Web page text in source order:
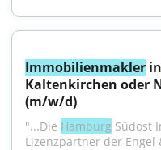
Immobilienmakler
Kaltenkirchen oder
(m/w/d)
"...Die Hamburg Südost
Lizenzpartner der Engel